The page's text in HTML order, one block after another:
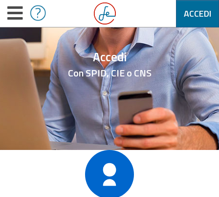
ACCEDI
Accedi
Con SPID, CIE o CNS